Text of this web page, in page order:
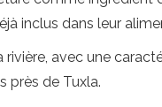
inclus dans leur
rivière, avec une
près de Tuxla.